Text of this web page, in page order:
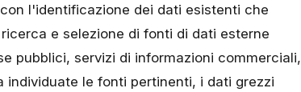
l'identificazione dei dati esistenti che
e selezione di fonti di dati esterne
pubblici, servizi di informazioni commerciali,
individuate le fonti pertinenti, i dati grezzi